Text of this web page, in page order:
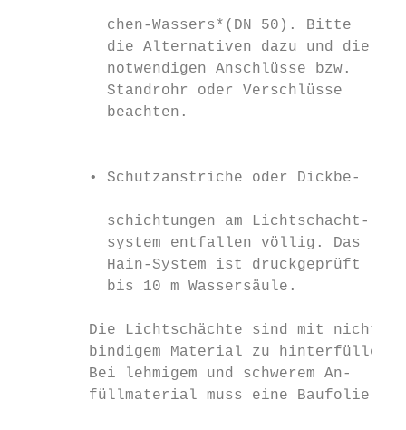
chen-Wassers*(DN 50). Bitte
          die Alternativen dazu und die
notwendigen Anschlüsse bzw.
Standrohr oder Verschlüsse
beachten.
        • Schutzanstriche oder Dickbe-
schichtungen am Lichtschacht-
          system entfallen völlig. Das
          Hain-System ist druckgeprüft
          bis 10 m Wassersäule.
        Die Lichtschächte sind mit nicht
        bindigem Material zu hinterfüllen.
        Bei lehmigem und schwerem An-
füllmaterial muss eine Baufolie